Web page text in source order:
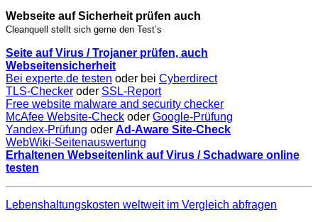
Webseite auf Sicherheit prüfen auch
Cleanquell stellt sich gerne den Test’s
Seite auf Virus / Trojaner prüfen, auch
Webseitensicherheit
Bei experte.de testen oder bei Cyberdirect
TLS-Checker oder SSL-Report
Free website malware and security checker
McAfee Website-Check oder Google-Prüfung
Yandex-Prüfung oder Ad-Aware Site-Check
WebWiki-Seitenauswertung
Erhaltenen Webseitenlink auf Virus / Schadware online
testen
Lebenshaltungskosten weltweit im Vergleich abfragen